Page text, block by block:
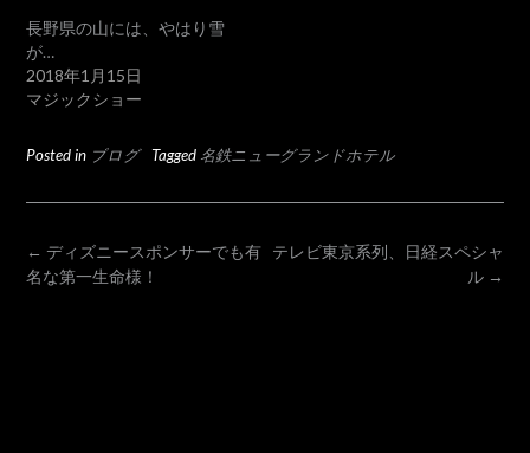
長野県の山には、やはり雪
が…
2018年1月15日
マジックショー
Posted in ブログ Tagged 名鉄ニューグランドホテル
POST
NAVIGATION
テレビ東京系列、日経スペシャ
ル →
← ディズニースポンサーでも有
名な第一生命様！